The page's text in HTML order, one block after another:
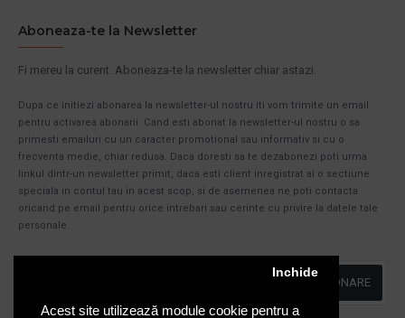
Acest site utilizează module cookie pentru a
Inchide
Aboneaza-te la Newsletter
Fi mereu la curent. Aboneaza-te la newsletter chiar astazi.
Dupa ce initiezi abonarea la newsletter-ul nostru iti vom trimite un email
pentru activarea abonarii. Cand esti abonat la newsletter-ul nostru o sa
primesti emailuri cu un caracter promotional sau informativ si cu o
frecventa medie, chiar redusa. Daca doresti sa te dezabonezi poti urma
linkul dintr-un newsletter primit, daca esti client inregistrat ai o sectiune
speciala in contul tau in acest scop, si de asemenea ne poti contacta
oricand pe email pentru orice intrebari sau cerinte cu privire la datele tale
personale.
ABONARE